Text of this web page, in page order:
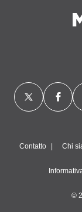
Contatto Chi
©